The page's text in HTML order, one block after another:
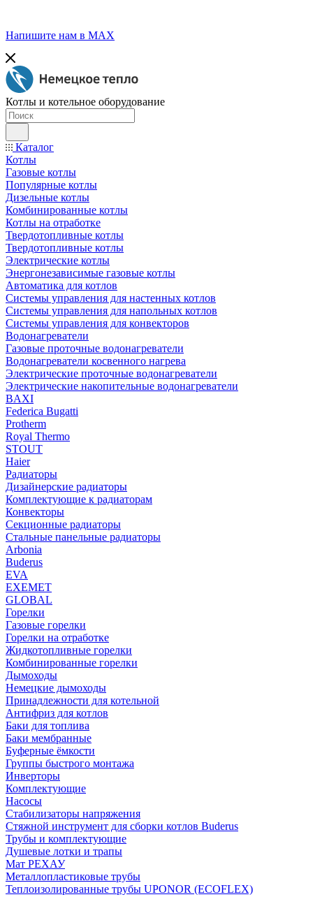
Напишите нам в МАХ
Котлы и котельное оборудование
Каталог
Котлы
Газовые котлы
Популярные котлы
Дизельные котлы
Комбинированные котлы
Котлы на отработке
Твердотопливные котлы
Твердотопливные котлы
Электрические котлы
Энергонезависимые газовые котлы
Автоматика для котлов
Системы управления для настенных котлов
Системы управления для напольных котлов
Системы управления для конвекторов
Водонагреватели
Газовые проточные водонагреватели
Водонагреватели косвенного нагрева
Электрические проточные водонагреватели
Электрические накопительные водонагреватели
BAXI
Federica Bugatti
Protherm
Royal Thermo
STOUT
Haier
Радиаторы
Дизайнерские радиаторы
Комплектующие к радиаторам
Конвекторы
Секционные радиаторы
Стальные панельные радиаторы
Arbonia
Buderus
EVA
EXEMET
GLOBAL
Горелки
Газовые горелки
Горелки на отработке
Жидкотопливные горелки
Комбинированные горелки
Дымоходы
Немецкие дымоходы
Принадлежности для котельной
Антифриз для котлов
Баки для топлива
Баки мембранные
Буферные ёмкости
Группы быстрого монтажа
Инверторы
Комплектующие
Насосы
Стабилизаторы напряжения
Стяжной инструмент для сборки котлов Buderus
Трубы и комплектующие
Душевые лотки и трапы
Мат РЕХАУ
Металлопластиковые трубы
Теплоизолированные трубы UPONOR (ECOFLEX)